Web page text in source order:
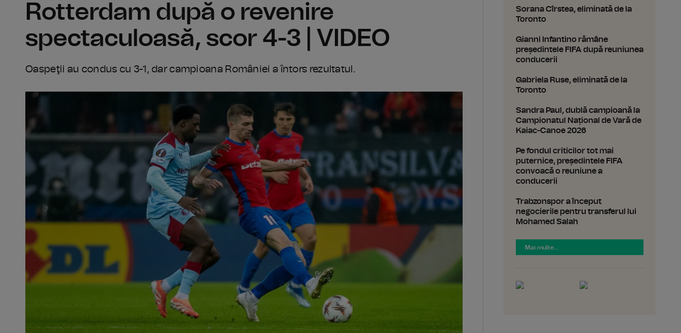
Rotterdam după o revenire
spectaculoasă, scor 4-3 | VIDEO
Oaspeţii au condus cu 3-1, dar campioana României a întors rezultatul.
Sorana Cîrstea, eliminată de la
Toronto
Gianni Infantino rămâne
președintele FIFA după reuniunea
conducerii
Gabriela Ruse, eliminată de la
Toronto
Sandra Paul, dublă campioană la
Campionatul Național de Vară de
Kaiac-Canoe 2026
Pe fondul criticilor tot mai
puternice, președintele FIFA
convoacă o reuniune a
conducerii
Trabzonspor a început
negocierile pentru transferul lui
Mohamed Salah
Mai multe...